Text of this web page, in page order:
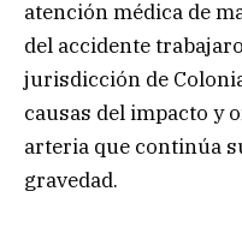
atención médica de
del accidente
jurisdicción de
causas del impacto y
arteria que continúa
gravedad.